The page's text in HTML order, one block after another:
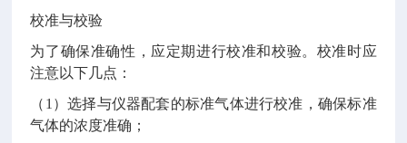
校准与校验
为了确保准确性，应定期进行校准和校验。校准时应
注意以下几点：
（1）选择与仪器配套的标准气体进行校准，确保标准
气体的浓度准确；